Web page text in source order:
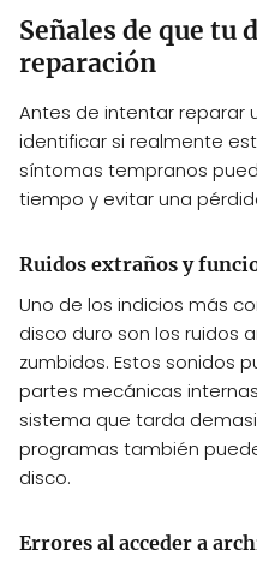
Señales de que tu
reparación
Antes de intentar reparar
identificar si realmente
síntomas tempranos
tiempo y evitar una
Ruidos extraños y
Uno de los indicios más
disco duro son los ruidos
zumbidos. Estos sonidos
partes mecánicas
sistema que tarda
programas también
disco.
Errores al acceder a